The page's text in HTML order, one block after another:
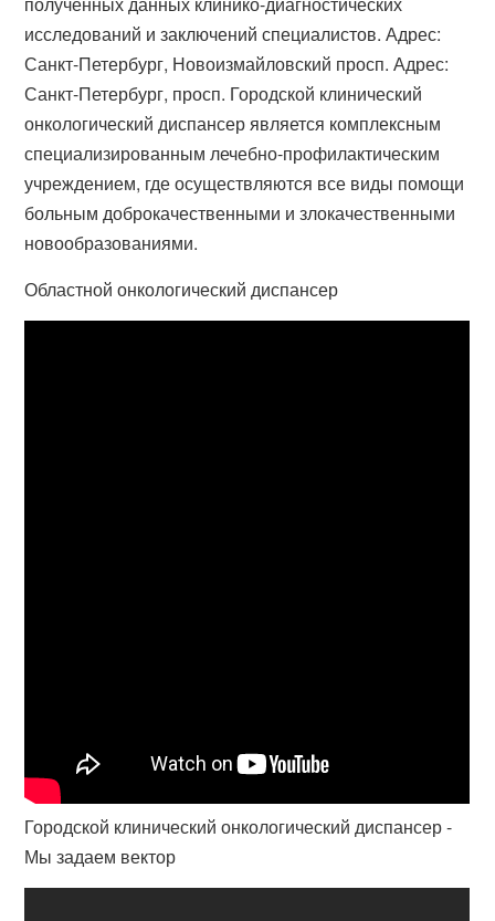
исследований и заключений специалистов. Адрес:
Санкт-Петербург, Новоизмайловский просп. Адрес:
Санкт-Петербург, просп. Городской клинический
онкологический диспансер является комплексным
специализированным лечебно-профилактическим
учреждением, где осуществляются все виды помощи
больным доброкачественными и злокачественными
новообразованиями.
Областной онкологический диспансер
Городской клинический онкологический диспансер -
Мы задаем вектор